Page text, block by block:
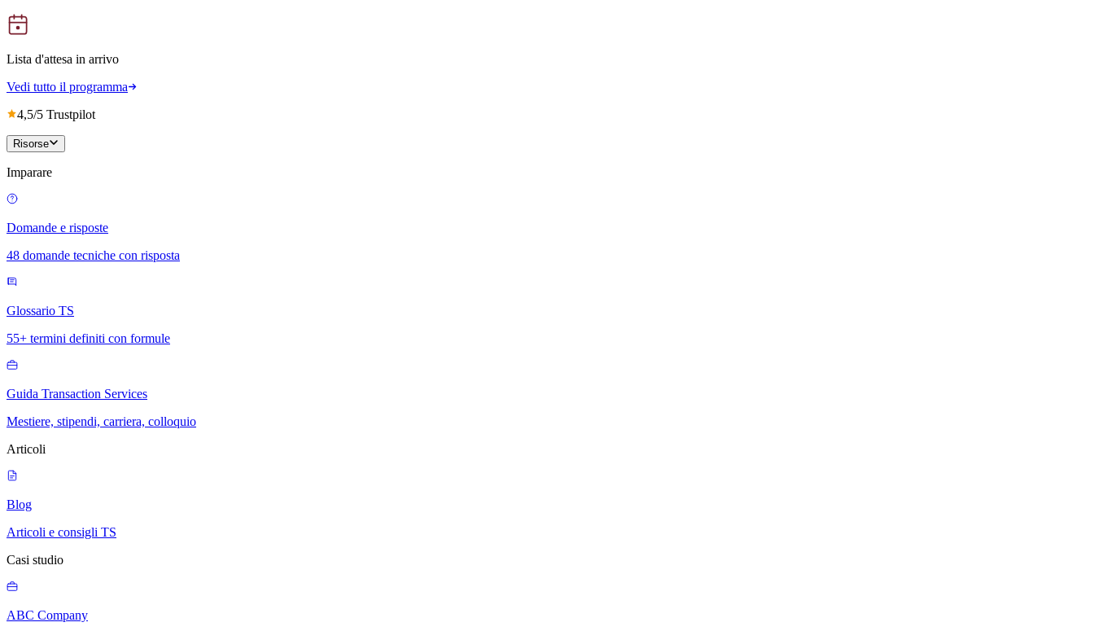
Lista d'attesa in arrivo
Vedi tutto il programma
4,5/5 Trustpilot
Risorse
Imparare
Domande e risposte
48 domande tecniche con risposta
Glossario TS
55+ termini definiti con formule
Guida Transaction Services
Mestiere, stipendi, carriera, colloquio
Articoli
Blog
Articoli e consigli TS
Casi studio
ABC Company